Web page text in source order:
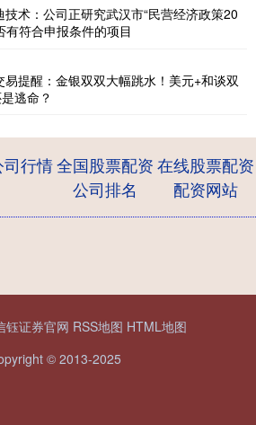
技术：公司正研究武汉市“民营经济政策20
有符合申报条件的项目
易提醒：金银双双大幅跳水！美元+和谈双
逃命？
行情全国股票配资
公司排名
在线股票配资
配资网站
钰证券官网 RSS地图 HTML地图
© 2013-2025